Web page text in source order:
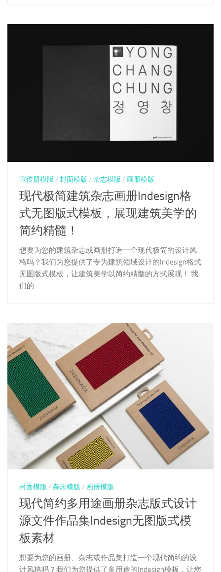
宣传册模版 / 封面模版 / 杂志模版 / 画册模版
现代极简建筑杂志画册Indesign格
式无图版式模板，展现建筑美学的
简约精髓！
想要为您的建筑杂志或画册打造一个现代极简的设计风
格吗？我们为您提供了专为建筑领域设计的Indesign格式
无图版式模板，让建筑美学以简约精髓的方式展现！ 我
们的...
封面模版 / 杂志模版 / 画册模版
现代简约多用途画册杂志版式设计
源文件作品集Indesign无图版式模
板素材
想要为您的画册、杂志或作品集打造一个现代简约的设
计风格吗？我们为您提供了多用途的Indesign模板，让您